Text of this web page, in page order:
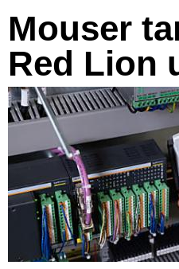
Mouser
Red Lion